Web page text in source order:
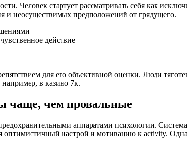
Человек стартует рассматривать себя как
и неосуществимых предположений от грядущего.
действие
для его объективной оценки. Люди
в казино 7к.
чаще, чем провальные
аппаратами психологии.
настрой и мотивацию к activity.